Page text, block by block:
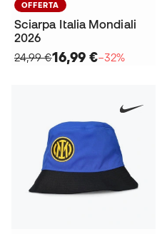
OFFERTA
Sciarpa Italia Mondiali
2026
24,99 €16,99 €−32%